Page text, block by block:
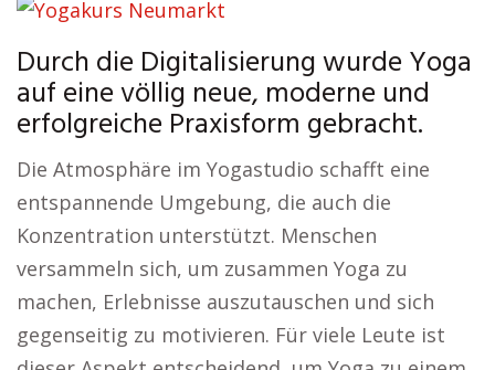
Durch die Digitalisierung wurde Yoga
auf eine völlig neue, moderne und
erfolgreiche Praxisform gebracht.
Die Atmosphäre im Yogastudio schafft eine
entspannende Umgebung, die auch die
Konzentration unterstützt. Menschen
versammeln sich, um zusammen Yoga zu
machen, Erlebnisse auszutauschen und sich
gegenseitig zu motivieren. Für viele Leute ist